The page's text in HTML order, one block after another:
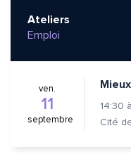
Ateliers
Emploi
ven.
11
septembre
14:30 à
Adresse e-mail*
Quelle est la